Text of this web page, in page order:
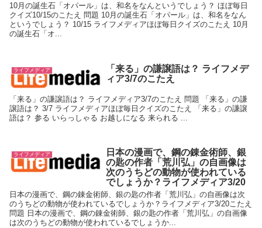
10月の誕生石「オパール」は、和名をなんというでしょう？ ほぼ毎日
クイズ10/15のこたえ 問題 10月の誕生石「オパール」は、和名をなん
というでしょう？ 10/15 ライフメディアほぼ毎日クイズのこたえ 10月
の誕生石「オ...
ライフメディア
「来る」の謙譲語は？ ライフメデ
ィア3/7のこたえ
「来る」の謙譲語は？ ライフメディア3/7のこたえ 問題 「来る」の謙
譲語は？ 3/7 ライフメディアほぼ毎日クイズのこたえ 「来る」の謙譲
語は？ 参る いらっしゃる お越しになる 来られる ...
ライフメディア
日本の漫画で、鋼の錬金術師、銀
の匙の作者「荒川弘」の自画像は
次のうちどの動物が使われている
でしょうか？ライフメディア3/20
日本の漫画で、鋼の錬金術師、銀の匙の作者「荒川弘」の自画像は次
のうちどの動物が使われているでしょうか？ライフメディア3/20こたえ
問題 日本の漫画で、鋼の錬金術師、銀の匙の作者「荒川弘」の自画像
は次のうちどの動物が使われているでしょうか...